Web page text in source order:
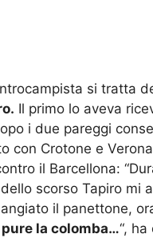
si tratta
Il primo lo aveva
i due pareggi
con Crotone e
il Barcellona:
scorso Tapiro mi
il panettone,
la colomba…“,